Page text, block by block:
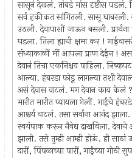
सासूनं देखलं. तांबडं मांस दृष्टीस
सर्व हकीकत सांगितली. सासू
उठली. देवापाशीं जाऊन बसली.
घडला. तिला ह्याची क्षमा कर !
संध्याकाळीं मीं आपला प्राण देईन !
देवानं तिचा एकनिश्चय पाहिला.
आल्या. हंबरडा फोडू लागल्या तशी
असं देवास वाटलं. मग देवान काय केलं
मारीत मारीत प्यायला गेलीं. गाईंचे
आश्चर्य वाटलं. तसा सर्वांना आनंद झाला.
स्वयंपाक करून नैवेद्य दाखविला.
झाली. तसे तुम्ही आम्ही होऊं. ही साठां
दारीं, पिंपळाच्या पारीं, गाईंच्या गोठी